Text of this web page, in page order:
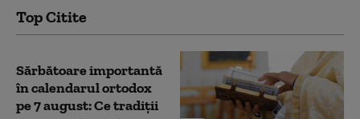
Top Citite
Sărbătoare importantă
în calendarul ortodox
pe 7 august: Ce tradiții